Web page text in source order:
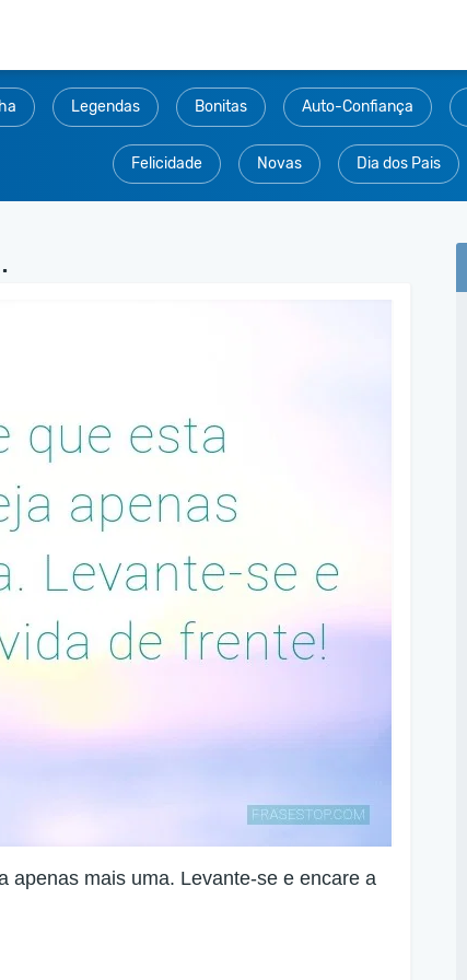
Legendas Bonitas Auto-Confiança
Felicidade Novas Dia dos Pais
apenas mais uma. Levante-se e encare a